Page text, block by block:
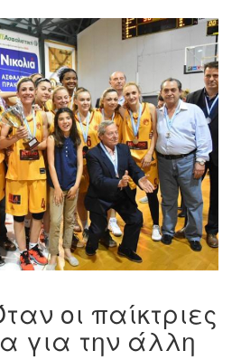
οι παίκτριες
για την άλλη